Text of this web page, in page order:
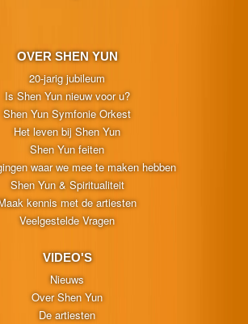
OVER SHEN YUN
20-jarig jubileum
Is Shen Yun nieuw voor u?
Shen Yun Symfonie Orkest
Het leven bij Shen Yun
Shen Yun feiten
waar we mee te maken hebben
Shen Yun & Spiritualiteit
kennis met de artiesten
Veelgestelde Vragen
VIDEO'S
Nieuws
Over Shen Yun
De artiesten